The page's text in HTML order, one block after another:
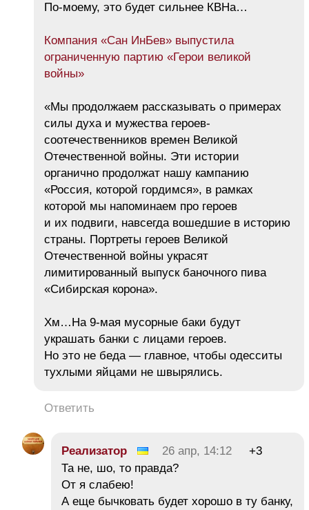
По-моему, это будет сильнее КВНа…
Компания «Сан ИнБев» выпустила
ограниченную партию «Герои великой
войны»
«Мы продолжаем рассказывать о примерах
силы духа и мужества героев-
соотечественников времен Великой
Отечественной войны. Эти истории
органично продолжат нашу кампанию
«Россия, которой гордимся», в рамках
которой мы напоминаем про героев
и их подвиги, навсегда вошедшие в историю
страны. Портреты героев Великой
Отечественной войны украсят
лимитированный выпуск баночного пива
«Сибирская корона».
Хм…На 9-мая мусорные баки будут
украшать банки с лицами героев.
Но это не беда — главное, чтобы одесситы
тухлыми яйцами не швырялись.
Ответить
Реализатор 26 апр, 14:12
+3
Та не, шо, то правда?
От я слабею!
А еще бычковать будет хорошо в ту банку,